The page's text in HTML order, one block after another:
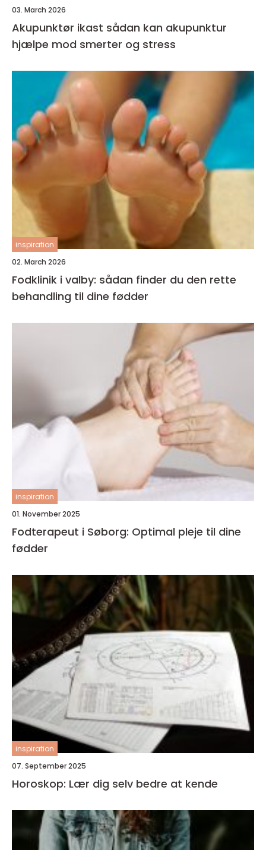
03. March 2026
Akupunktør ikast sådan kan akupunktur
hjælpe mod smerter og stress
inspiration
02. March 2026
Fodklinik i valby: sådan finder du den rette
behandling til dine fødder
inspiration
01. November 2025
Fodterapeut i Søborg: Optimal pleje til dine
fødder
inspiration
07. September 2025
Horoskop: Lær dig selv bedre at kende